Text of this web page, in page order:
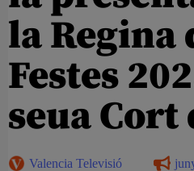
la Regina
Festes
seua Cort
Valencia Televisió